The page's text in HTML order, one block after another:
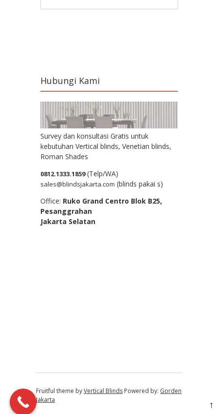
Hubungi Kami
Survey dan konsultasi Gratis untuk
kebutuhan Vertical blinds, Venetian blinds,
Roman Shades
0812.1333.1859 (Telp/WA)
sales@blindsjakarta.com (blinds pakai s)
Office: Ruko Grand Centro Blok B25,
Pesanggrahan
Jakarta Selatan
Fruitful theme byVertical BlindsPowered by: Gorden
Jakarta
↑